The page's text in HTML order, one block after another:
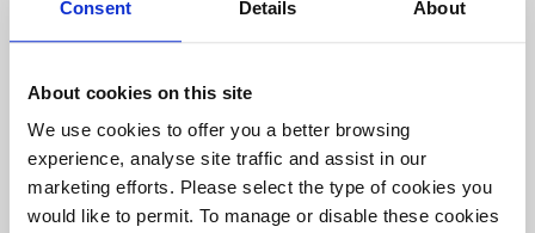
Consent Details About
About cookies on this site
We use cookies to offer you a better browsing
experience, analyse site traffic and assist in our
marketing efforts. Please select the type of cookies you
would like to permit. To manage or disable these cookies
Soluciones de empaque
corrugado adecuadas
para todas las industrias